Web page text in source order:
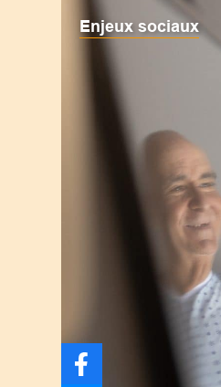
Enjeux sociaux